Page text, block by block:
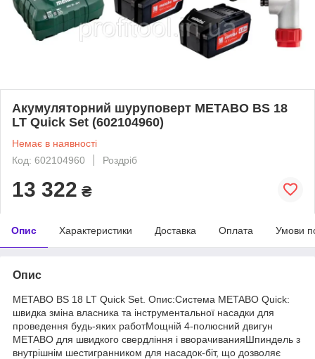
Акумуляторний шуруповерт METABO BS 18
LT Quick Set (602104960)
Немає в наявності
Код: 602104960
Роздріб
13 322 ₴
Опис Характеристики Доставка Оплата Умови
Опис
METABO BS 18 LT Quick Set. Опис:Система METABO Quick:
швидка зміна власника та інструментальної насадки для
проведення будь-яких работМощній 4-полюсний двигун
METABO для швидкого свердління і вворачиванияШпиндель з
внутрішнім шестигранником для насадок-біт, що дозволяє